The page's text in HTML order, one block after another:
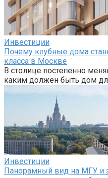
Инвестиции
Почему клубные дома
класса в Москве
В столице постепенно
каким должен быть дом
Инвестиции
Панорамный вид на МГУ и